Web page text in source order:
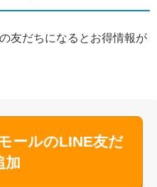
友だちになるとお得情報が
ールのLINE友だ
加